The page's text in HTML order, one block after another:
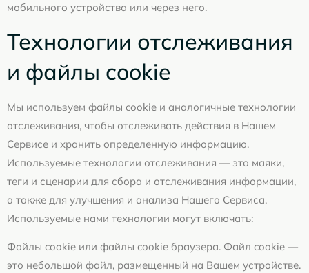
мобильного устройства или через него.
Технологии отслеживания
и файлы cookie
Мы используем файлы cookie и аналогичные технологии
отслеживания, чтобы отслеживать действия в Нашем
Сервисе и хранить определенную информацию.
Используемые технологии отслеживания — это маяки,
теги и сценарии для сбора и отслеживания информации,
а также для улучшения и анализа Нашего Сервиса.
Используемые нами технологии могут включать:
Файлы cookie или файлы cookie браузера. Файл cookie —
это небольшой файл, размещенный на Вашем устройстве.